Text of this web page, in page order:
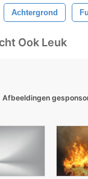
Achtergrond
Ook Leuk
Afbeeldingen